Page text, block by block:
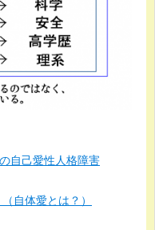
自己愛性人格障害
自体愛とは？）